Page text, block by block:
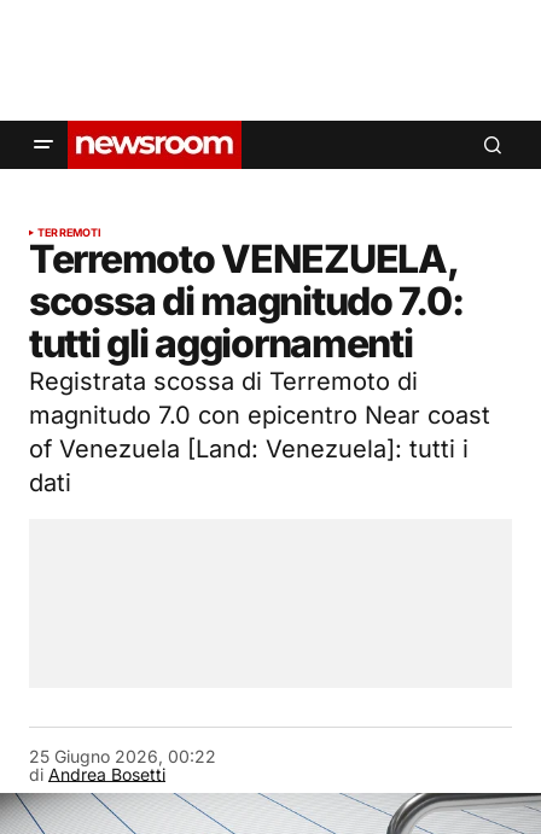
TERREMOTI
Terremoto VENEZUELA,
scossa di magnitudo 7.0:
tutti gli aggiornamenti
Registrata scossa di Terremoto di
magnitudo 7.0 con epicentro Near coast
of Venezuela [Land: Venezuela]: tutti i
dati
di Andrea Bosetti
25 Giugno 2026, 00:22